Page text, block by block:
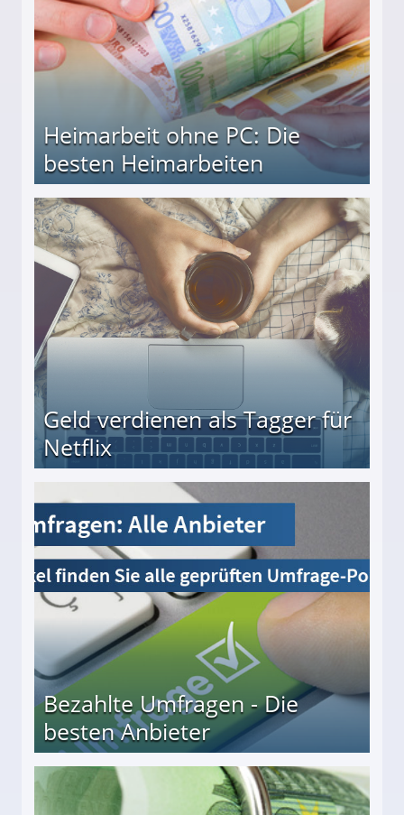
Heimarbeit ohne PC: Die
besten Heimarbeiten
Geld verdienen als Tagger für
Netflix
Bezahlte Umfragen - Die
besten Anbieter